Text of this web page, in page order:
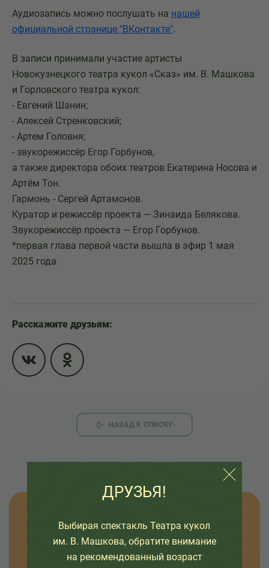
Аудиозапись можно послушать на нашей
официальной странице "ВКонтакте".
В записи принимали участие артисты
Новокузнецкого театра кукол «Сказ» им. В. Машкова
и Горловского театра кукол:
- Евгений Шанин;
- Алексей Стренковский;
- Артем Головня;
- звукорежиссёр Егор Горбунов,
а также директора обоих театров Екатерина Носова и
Артëм Тон.
Гармонь - Сергей Артамонов.
Куратор и режиссёр проекта — Зинаида Белякова.
Звукорежиссёр проекта — Егор Горбунов.
*первая глава первой части вышла в эфир 1 мая
2025 года.
Расскажите друзьям:
НАЗАД К СПИСКУ
Узнавайте новости
Оставьте свой емайл, чтобы узнавать первыми
ДРУЗЬЯ!
Выбирая спектакль Театра кукол
им. В. Машкова, обратите внимание
на рекомендованный возраст